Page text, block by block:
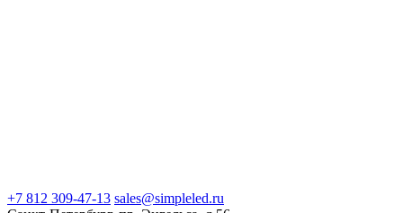
+7 812 309-47-13 sales@simpleled.ru